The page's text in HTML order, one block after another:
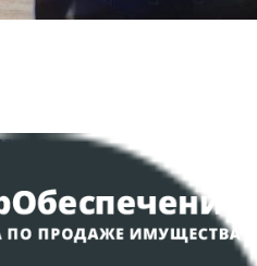
проведения торгов